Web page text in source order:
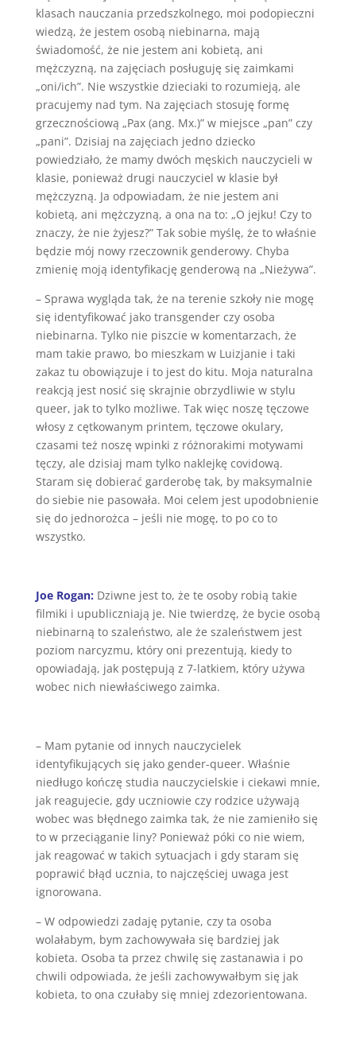
klasach nauczania przedszkolnego, moi podopieczni
wiedzą, że jestem osobą niebinarna, mają
świadomość, że nie jestem ani kobietą, ani
mężczyzną, na zajęciach posługuję się zaimkami
„oni/ich”. Nie wszystkie dzieciaki to rozumieją, ale
pracujemy nad tym. Na zajęciach stosuję formę
grzecznościową „Pax (ang. Mx.)” w miejsce „pan” czy
„pani”. Dzisiaj na zajęciach jedno dziecko
powiedziało, że mamy dwóch męskich nauczycieli w
klasie, ponieważ drugi nauczyciel w klasie był
mężczyzną. Ja odpowiadam, że nie jestem ani
kobietą, ani mężczyzną, a ona na to: „O jejku! Czy to
znaczy, że nie żyjesz?” Tak sobie myślę, że to właśnie
będzie mój nowy rzeczownik genderowy. Chyba
zmienię moją identyfikację genderową na „Nieżywa”.
– Sprawa wygląda tak, że na terenie szkoły nie mogę
się identyfikować jako transgender czy osoba
niebinarna. Tylko nie piszcie w komentarzach, że
mam takie prawo, bo mieszkam w Luizjanie i taki
zakaz tu obowiązuje i to jest do kitu. Moja naturalna
reakcją jest nosić się skrajnie obrzydliwie w stylu
queer, jak to tylko możliwe. Tak więc noszę tęczowe
włosy z cętkowanym printem, tęczowe okulary,
czasami też noszę wpinki z różnorakimi motywami
tęczy, ale dzisiaj mam tylko naklejkę covidową.
Staram się dobierać garderobę tak, by maksymalnie
do siebie nie pasowała. Moi celem jest upodobnienie
się do jednorożca – jeśli nie mogę, to po co to
wszystko.
Joe Rogan: Dziwne jest to, że te osoby robią takie
filmiki i upubliczniają je. Nie twierdzę, że bycie osobą
niebinarną to szaleństwo, ale że szaleństwem jest
poziom narcyzmu, który oni prezentują, kiedy to
opowiadają, jak postępują z 7-latkiem, który używa
wobec nich niewłaściwego zaimka.
– Mam pytanie od innych nauczycielek
identyfikujących się jako gender-queer. Właśnie
niedługo kończę studia nauczycielskie i ciekawi mnie,
jak reagujecie, gdy uczniowie czy rodzice używają
wobec was błędnego zaimka tak, że nie zamieniło się
to w przeciąganie liny? Ponieważ póki co nie wiem,
jak reagować w takich sytuacjach i gdy staram się
poprawić błąd ucznia, to najczęściej uwaga jest
ignorowana.
– W odpowiedzi zadaję pytanie, czy ta osoba
wolałabym, bym zachowywała się bardziej jak
kobieta. Osoba ta przez chwilę się zastanawia i po
chwili odpowiada, że jeśli zachowywałbym się jak
kobieta, to ona czułaby się mniej zdezorientowana.